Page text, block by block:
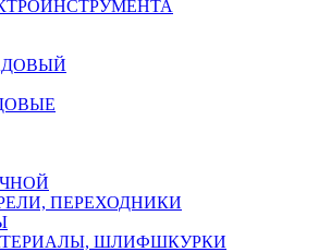
ПЕРЕХОДНИКИ
ШЛИФШКУРКИ